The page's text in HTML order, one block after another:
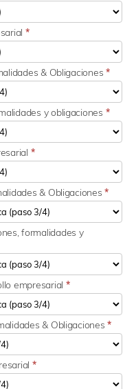
*
& Obligaciones *
y obligaciones *
*
& Obligaciones*
formalidades y
empresarial *
& Obligaciones*
*